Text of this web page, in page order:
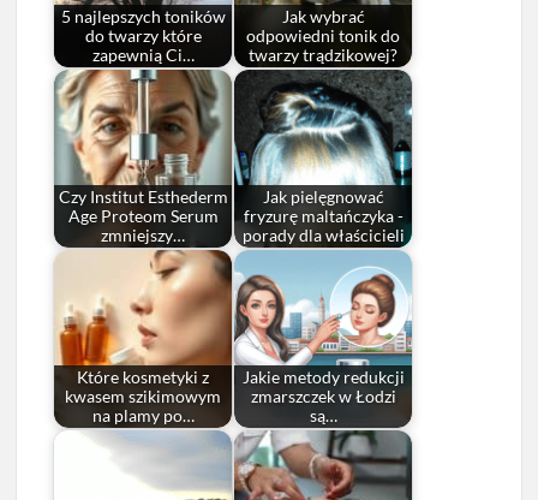
5 najlepszych toników
do twarzy które
zapewnią Ci…
Jak wybrać
odpowiedni tonik do
twarzy trądzikowej?
Czy Institut Esthederm
Age Proteom Serum
zmniejszy…
Jak pielęgnować
fryzurę maltańczyka -
porady dla właścicieli
Które kosmetyki z
kwasem szikimowym
na plamy po…
Jakie metody redukcji
zmarszczek w Łodzi
są…